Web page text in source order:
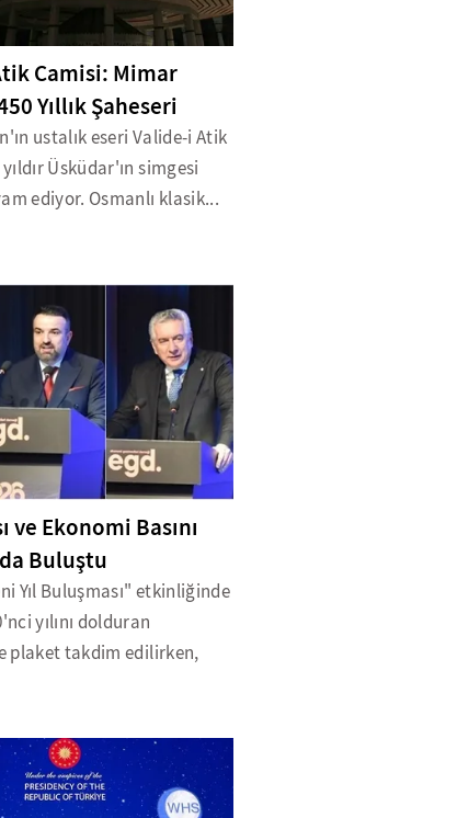
Camisi: Mimar
Yıllık Şaheseri
ustalık eseri Valide-i Atik
Üsküdar'ın simgesi
ediyor. Osmanlı klasik...
ve Ekonomi Basını
Buluştu
Yıl Buluşması" etkinliğinde
yılını dolduran
plaket takdim edilirken,